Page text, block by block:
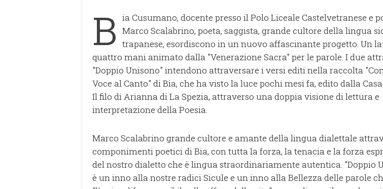
B ia Cusumano, docente presso il Polo Liceale Castelvetranese e
Marco Scalabrino, poeta, saggista, grande cultore della lingua
trapanese, esordiscono in un nuovo affascinante progetto. Un
quattro mani animato dalla "Venerazione Sacra" per le parole. I due
"Doppio Unisono" intendono attraversare i versi editi nella raccolta
Voce al Canto" di Bia, che ha visto la luce pochi mesi fa, edito dalla
Il filo di Arianna di La Spezia, attraverso una doppia visione di lettura e
interpretazione della Poesia.
Marco Scalabrino grande cultore e amante della lingua dialettale
componimenti poetici di Bia, con tutta la forza, la tenacia e la forza
del nostro dialetto che è lingua straordinariamente autentica. "Doppio
è un inno alla nostre radici Sicule e un inno alla Bellezza delle parole